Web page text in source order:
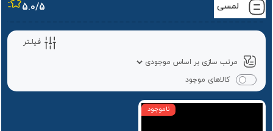
لمسی 5.0/5
فیلـتر
کالاهای موجود
ناموجود